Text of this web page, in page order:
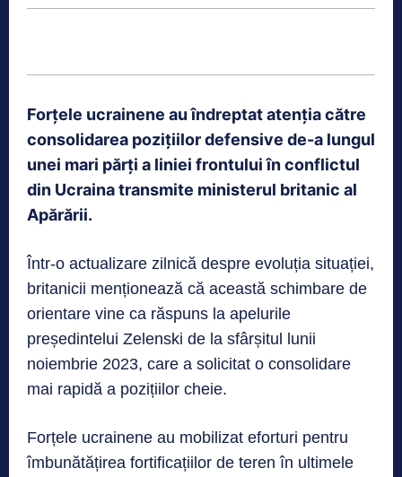
Forțele ucrainene au îndreptat atenția către
consolidarea pozițiilor defensive de-a lungul
unei mari părți a liniei frontului în conflictul
din Ucraina transmite ministerul britanic al
Apărării.
Într-o actualizare zilnică despre evoluția situației,
britanicii menționează că această schimbare de
orientare vine ca răspuns la apelurile
președintelui Zelenski de la sfârșitul lunii
noiembrie 2023, care a solicitat o consolidare
mai rapidă a pozițiilor cheie.
Forțele ucrainene au mobilizat eforturi pentru
îmbunătățirea fortificațiilor de teren în ultimele